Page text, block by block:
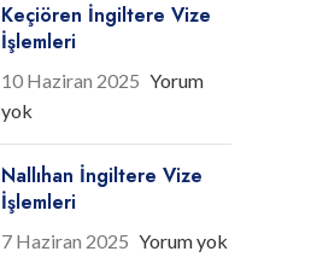
Keçiören İngiltere Vize
İşlemleri
10 Haziran 2025 Yorum
yok
Nallıhan İngiltere Vize
İşlemleri
7 Haziran 2025 Yorum yok